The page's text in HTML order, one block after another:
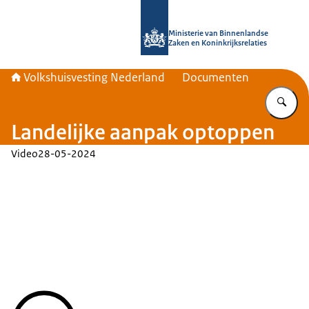
Ministerie van Binnenlandse
Zaken en Koninkrijksrelaties
Volkshuisvesting Nederland Documenten
Landelijke aanpak optoppen
Video28-05-2024